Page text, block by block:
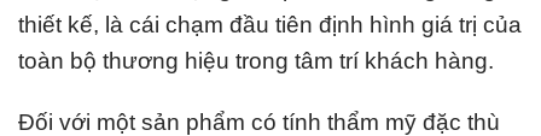
thiết kế, là cái chạm đầu tiên định hình giá trị của
toàn bộ thương hiệu trong tâm trí khách hàng.
Đối với một sản phẩm có tính thẩm mỹ đặc thù